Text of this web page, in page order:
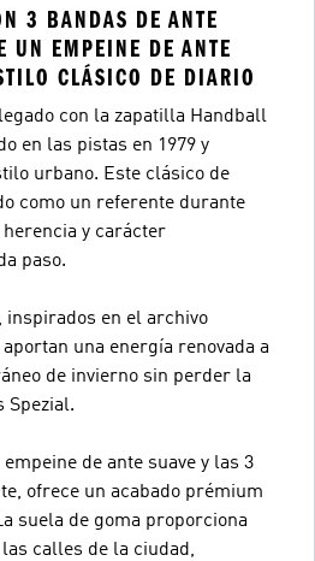
3 BANDAS DE ANTE
UN EMPEINE DE ANTE
CLÁSICO DE DIARIO
con la zapatilla Handball
en las pistas en 1979 y
urbano. Este clásico de
como un referente durante
y carácter
paso.
inspirados en el archivo
una energía renovada a
de invierno sin perder la
Spezial.
de ante suave y las 3
ofrece un acabado prémium
suela de goma proporciona
calles de la ciudad,